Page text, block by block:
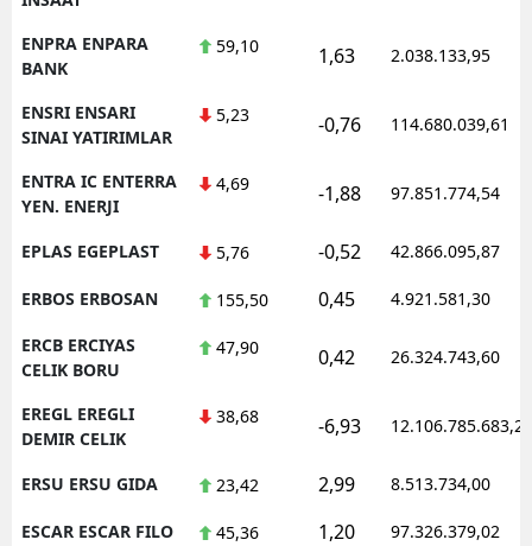
ENPRA ENPARA
BANK
59,10 1,63 2.038.133,95
ENSRI ENSARI
SINAI YATIRIMLAR
5,23 -0,76 114.680.039,61
ENTRA IC ENTERRA
YEN. ENERJI
4,69 -1,88 97.851.774,54
EPLAS EGEPLAST 5,76 -0,52 42.866.095,87
ERBOS ERBOSAN 155,50 0,45 4.921.581,30
ERCB ERCIYAS
CELIK BORU
47,90 0,42 26.324.743,60
EREGL EREGLI
DEMIR CELIK
38,68 -6,93 12.106.785.683,20
ERSU ERSU GIDA 23,42 2,99 8.513.734,00
ESCAR ESCAR FILO 45,36 1,20 97.326.379,02